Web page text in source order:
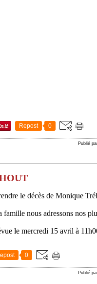
Repost 0
Publié
le décès de Monique
nous adressons nos
le mercredi 15 avril à
0
Publié